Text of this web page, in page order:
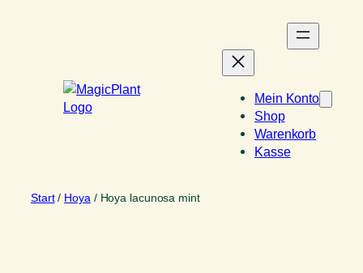
Mein Konto
Shop
Warenkorb
Kasse
Start/ Hoya / Hoya lacunosa mint